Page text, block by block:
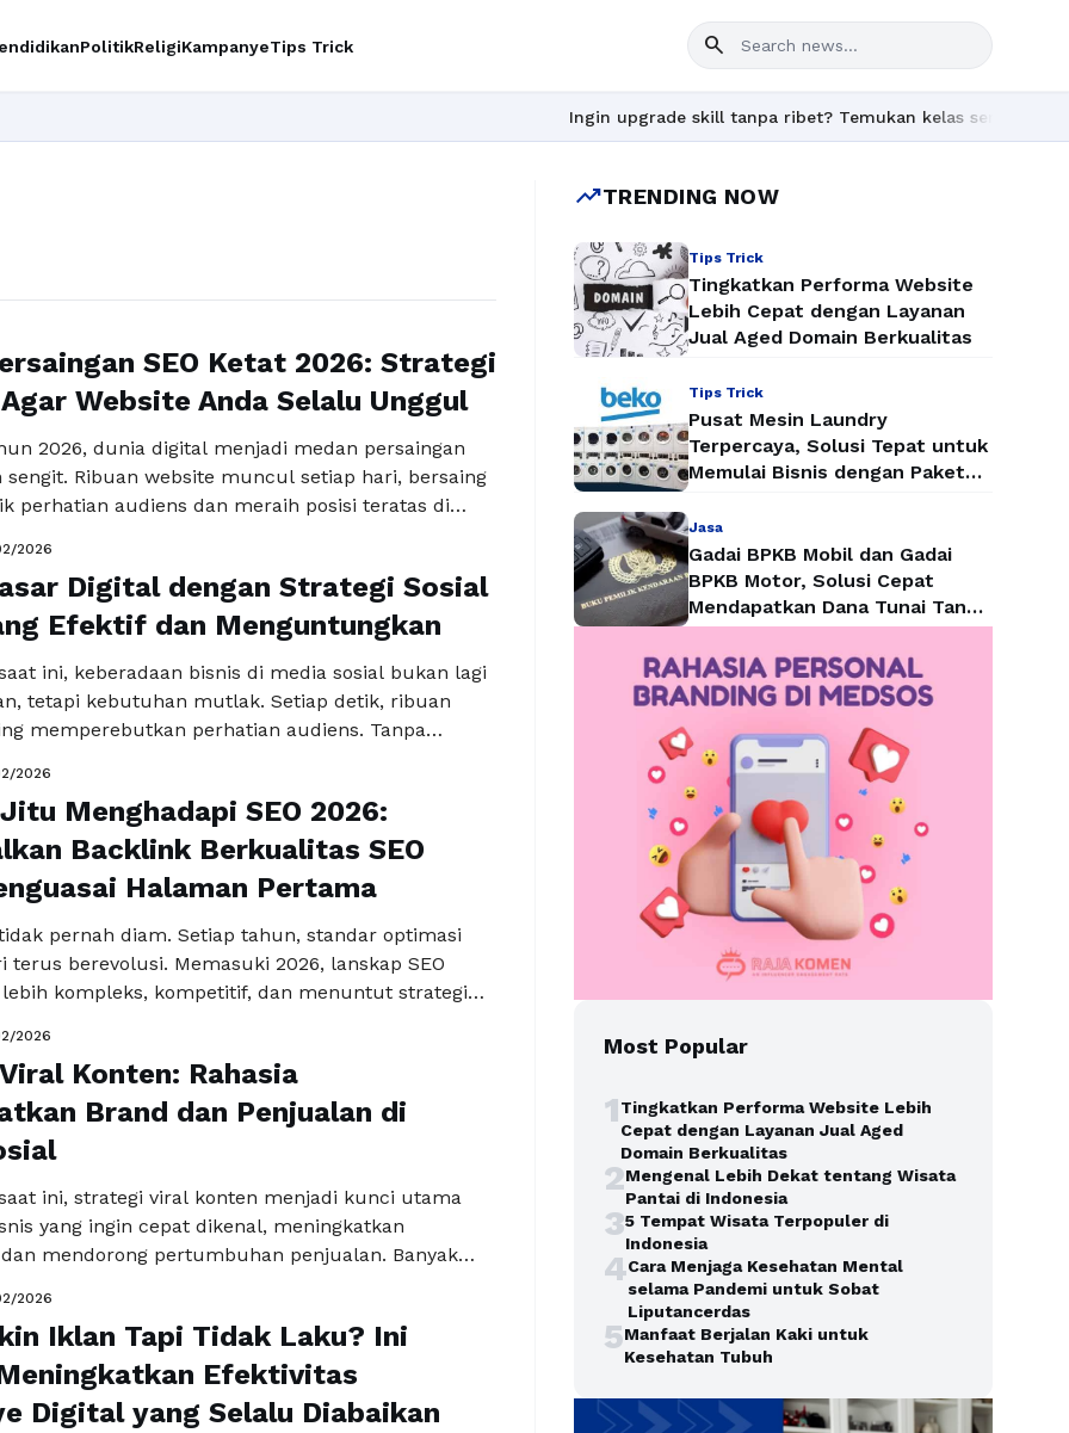
PolitikReligiKampanyeTips Trick search
Ingin upgrade skill tanpa ribet? Temukan kelas seru dan materi
SEO Ketat 2026: Strategi
Website Anda Selalu Unggul
2026, dunia digital menjadi medan persaingan
sengit. Ribuan website muncul setiap hari, bersaing
perhatian audiens dan meraih posisi teratas di
Dalam situasi ini, pertanyaan krusial muncul:
Anda siap menghadapi persaingan SEO ketat yang
Jika tidak, peluang untuk dilihat calon
hilang begitu …Baca Selengkapnya
2026
Digital dengan Strategi Sosial
Efektif dan Menguntungkan
ini, keberadaan bisnis di media sosial bukan lagi
tetapi kebutuhan mutlak. Setiap detik, ribuan
memperebutkan perhatian audiens. Tanpa
media yang tepat, peluang bisnis Anda untuk
dan menghasilkan penjualan akan hilang
pengusaha hanya fokus pada posting rutin
matang, sehingga …Baca Selengkapnya
2026
Menghadapi SEO 2026:
Backlink Berkualitas SEO
Halaman Pertama
pernah diam. Setiap tahun, standar optimasi
terus berevolusi. Memasuki 2026, lanskap SEO
kompleks, kompetitif, dan menuntut strategi
sebelumnya Anda bisa mengandalkan teknik
kata kunci dan jumlah artikel yang
tersebut tidak lagi memadai. Untuk
Anda membutuhkan strategi …Baca
2026
Konten: Rahasia
Brand dan Penjualan di
ini, strategi viral konten menjadi kunci utama
yang ingin cepat dikenal, meningkatkan
mendorong pertumbuhan penjualan. Banyak
merasa frustrasi karena konten mereka, meskipun
visual, tetap sepi interaksi. Masalahnya bukan
melainkan pada cara konten disusun untuk
dan memanfaatkan algoritma …Baca
2026
Iklan Tapi Tidak Laku? Ini
Efektivitas
Digital yang Selalu Diabaikan
trending_upTRENDING NOW
Tips Trick
Tingkatkan Performa Website
Lebih Cepat dengan Layanan
Jual Aged Domain Berkualitas
Tips Trick
Pusat Mesin Laundry
Terpercaya, Solusi Tepat untuk
Memulai Bisnis dengan Paket
Jasa
Gadai BPKB Mobil dan Gadai
BPKB Motor, Solusi Cepat
Mendapatkan Dana Tunai Tanpa
Kehilangan Kendaraan
Most Popular
1Tingkatkan Performa Website Lebih
Cepat dengan Layanan Jual Aged
Domain Berkualitas
2Mengenal Lebih Dekat tentang Wisata
Pantai di Indonesia
35 Tempat Wisata Terpopuler di
Indonesia
4Cara Menjaga Kesehatan Mental
selama Pandemi untuk Sobat
Liputancerdas
5Manfaat Berjalan Kaki untuk
Kesehatan Tubuh